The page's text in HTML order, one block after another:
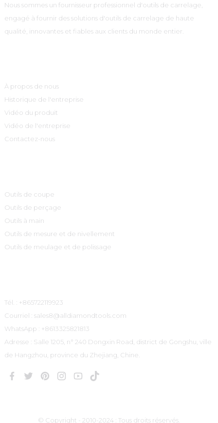
Nous sommes un fournisseur professionnel d'outils de carrelage,
engagé à fournir des solutions d'outils de carrelage de haute
qualité, innovantes et fiables aux clients du monde entier.
À propos de nous
Historique de l'entreprise
Vidéo du produit
Vidéo de l'entreprise
Contactez-nous
Outils de coupe
Outils de perçage
Outils à main
Outils de mesure et de nivellement
Outils de meulage et de polissage
Tél. : +865722119923
Courriel : sales8@alldiamondtools.com
WhatsApp : +8613325821813
Adresse : Salle 1205, n° 240 Dongxin Road, district de Gongshu, ville
de Hangzhou, province du Zhejiang, Chine.
© Copyright - 2010-2024 : Tous droits réservés.